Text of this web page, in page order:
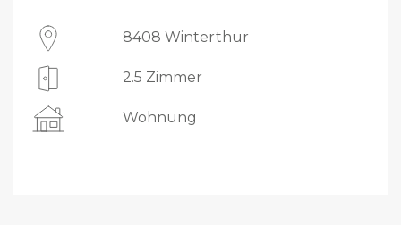
8408 Winterthur
2.5 Zimmer
Wohnung